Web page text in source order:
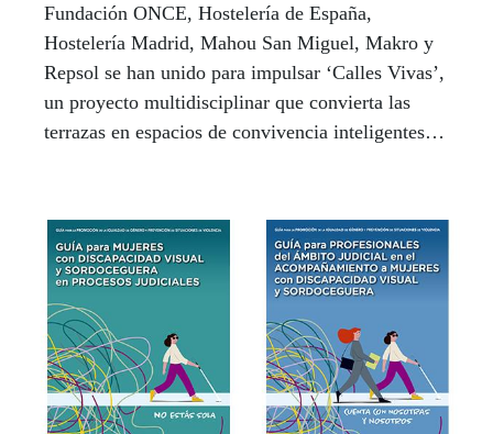
Fundación ONCE, Hostelería de España,
Hostelería Madrid, Mahou San Miguel, Makro y
Repsol se han unido para impulsar ‘Calles Vivas’,
un proyecto multidisciplinar que convierta las
terrazas en espacios de convivencia inteligentes,